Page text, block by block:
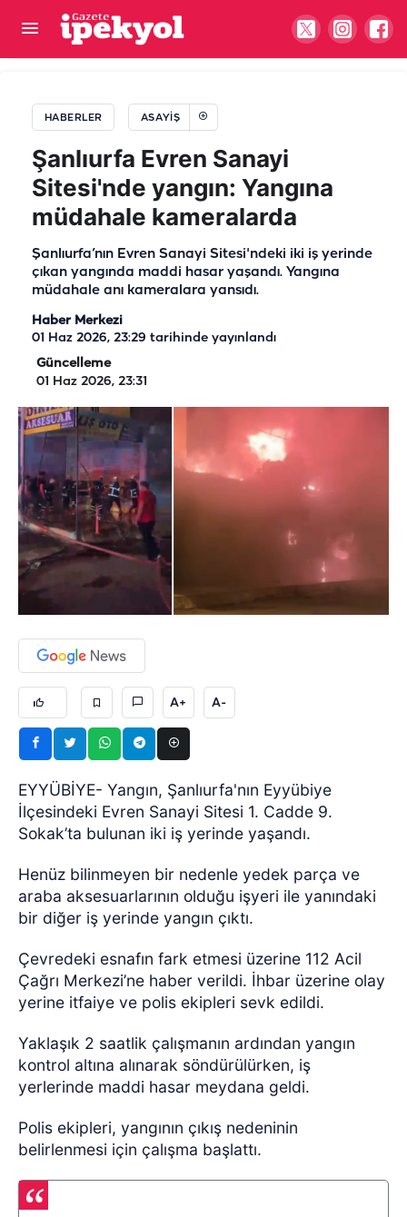
HABERLER ASAYIŞ
Şanlıurfa Evren Sanayi
Sitesi'nde yangın: Yangına
müdahale kameralarda
Şanlıurfa’nın Evren Sanayi Sitesi'ndeki iki iş yerinde
çıkan yangında maddi hasar yaşandı. Yangına
müdahale anı kameralara yansıdı.
Haber Merkezi
01 Haz 2026, 23:29 tarihinde yayınlandı
Güncelleme
01 Haz 2026, 23:31
A+ A-
EYYÜBİYE- Yangın, Şanlıurfa'nın Eyyübiye
İlçesindeki Evren Sanayi Sitesi 1. Cadde 9.
Sokak’ta bulunan iki iş yerinde yaşandı.
Henüz bilinmeyen bir nedenle yedek parça ve
araba aksesuarlarının olduğu işyeri ile yanındaki
bir diğer iş yerinde yangın çıktı.
Çevredeki esnafın fark etmesi üzerine 112 Acil
Çağrı Merkezi’ne haber verildi. İhbar üzerine olay
yerine itfaiye ve polis ekipleri sevk edildi.
Yaklaşık 2 saatlik çalışmanın ardından yangın
kontrol altına alınarak söndürülürken, iş
yerlerinde maddi hasar meydana geldi.
Polis ekipleri, yangının çıkış nedeninin
belirlenmesi için çalışma başlattı.
Şanlıurfa’da korku dolu anlar! Trafo alev topuna